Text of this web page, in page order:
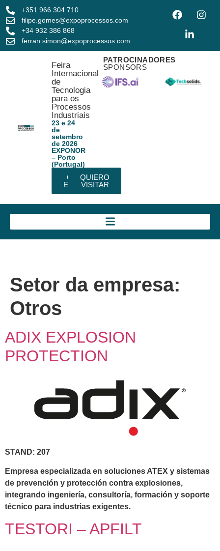
+351 966 304 710
filipe.gomes@expoprocessos.com
+34 932 386 868
ferran.simon@expoprocessos.com
Feira
Internacional
de
Tecnologia
para os
Processos
Industriais
23 e 24
de
setembro
de 2026
EXPONOR
– Porto
(Portugal)
QUIERO
EXPONER
QUIERO
VISITAR
PATROCINADORES
SPONSORS
Setor da empresa:
Otros
ADIX EXPLOSION
PROTECTION
STAND: 207
Empresa especializada en soluciones ATEX y sistemas
de prevención y protección contra explosiones,
integrando ingeniería, consultoría, formación y soporte
técnico para industrias exigentes.
TESTORI – APFILT